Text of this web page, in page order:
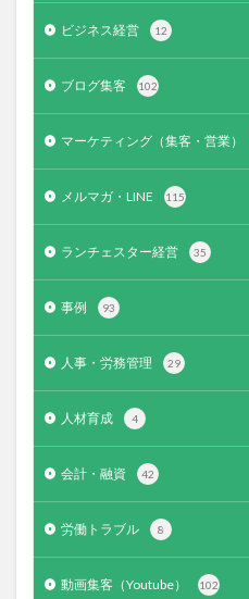
ビジネス経営 12
ブログ集客 102
マーケティング（集客・営業）
メルマガ・LINE 115
ランチェスター経営 35
事例 93
人事・労務管理 29
人材育成 4
会計・融資 42
労働トラブル 8
動画集客（Youtube） 102